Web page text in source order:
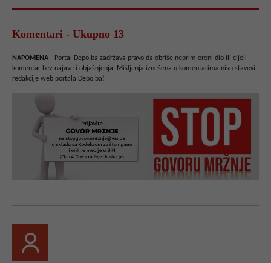
Komentari - Ukupno 13
NAPOMENA - Portal Depo.ba zadržava pravo da obriše neprimjereni dio ili cijeli
komentar bez najave i objašnjenja. Mišljenja iznešena u komentarima nisu stavovi
redakcije web portala Depo.ba!